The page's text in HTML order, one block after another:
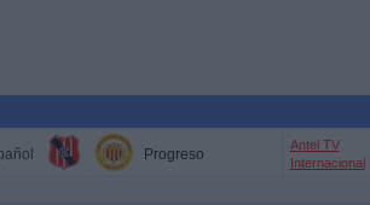
Progreso
Antel TV
Internacional